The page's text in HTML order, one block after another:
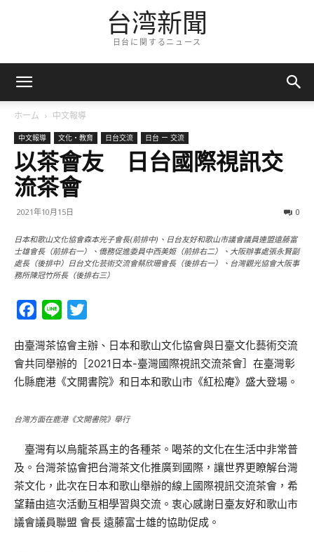
台湾新聞
日台に関するニュース
ホーム 中文報導
中文報導 文化・教育 日台交流 日台 ー 交流
以茶會友 日台國際視訊交
流茶會
2021年10月15日 0
日本和歌山文化協會森本光子會長(前排中)、日台友好和歌山市議會議員連盟遠藤富
士雄會長（前排右一）、僑務促進委員中西美姬（前排右二）、大阪辦事處張永賢副
處長（後排中）日台文化芸術交流會蔡欣珊會長（後排右一）、台灣觀光協會大阪事
務所陳冠竹所長（後排右三）
Facebook
Line
由臺灣茶協會主辦、日本和歌山文化協會與日臺文化藝術交流
會共同舉辦的［2021日本-臺灣國際視訊交流茶會］在臺灣彰
化縣鹿港《文開書院》和日本和歌山市《紅松庵》盛大登場。
台灣方面在鹿港《文開書院》舉行
臺灣有以烏龍茶爲主的各種茶。喝茶的文化在生活中非常普
及。台灣茶協會把台灣茶文化推廣到國際，讓世界更瞭解台灣
茶文化，此次在日本和歌山舉辦的線上國際視訊交流茶會，希
望藉由這次活動互相學習與交流。衷心感謝日臺友好和歌山市
議會議員聯盟 會長 遠藤富士雄的協助促成。